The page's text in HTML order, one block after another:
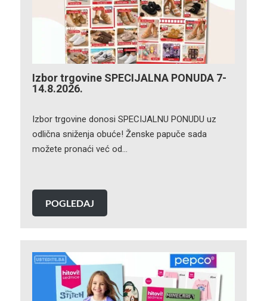
Izbor trgovine SPECIJALNA PONUDA 7-
14.8.2026.
Izbor trgovine donosi SPECIJALNU PONUDU uz
odlična sniženja obuće! Ženske papuče sada
možete pronaći već od…
POGLEDAJ